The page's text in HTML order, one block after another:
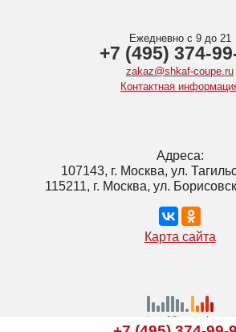
Ежедневно с 9 до 21
+7 (495) 374-
zakaz@shkaf-coupe.ru
Контактная
Адреса:
107143, г. Москва, ул.
115211, г. Москва, ул.
Карта сайта